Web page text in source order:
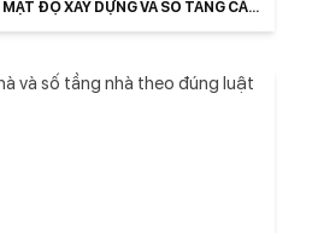
ĐỘ XÂY DỰNG VÀ SỐ TẦNG CĂN